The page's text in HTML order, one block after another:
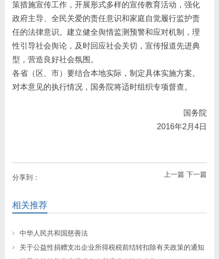
策措施宣传工作，开展形式多样的宣传教育活动，强化
政府主导、全民关爱的责任意识和家庭自觉履行监护责
任的法律意识。建立健全舆情监测预警和应对机制，理
性引导社会舆论，及时回应社会关切，宣传报道先进典
型，营造良好社会氛围。
各省（区、市）要结合本地实际，制定具体实施方案。
对本意见的执行情况，国务院将适时组织专项督查。
国务院
2016年2月4日
上一篇 下一篇
分享到：
相关推荐
中华人民共和国慈善法
关于公益性捐赠支出企业所得税税前结转扣除有关政策的通知